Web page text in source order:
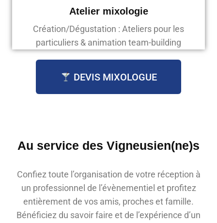
Atelier mixologie
Création/Dégustation : Ateliers pour les
particuliers & animation team-building
DEVIS MIXOLOGUE
Au service des Vigneusien(ne)s
Confiez toute l’organisation de votre réception à
un professionnel de l’évènementiel et profitez
entièrement de vos amis, proches et famille.
Bénéficiez du savoir faire et de l’expérience d’un